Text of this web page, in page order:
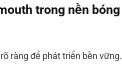
trong nền bóng
ràng để phát triển bền vững.